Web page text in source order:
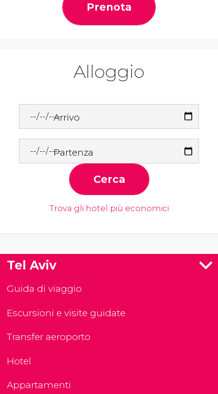
Prenota
Alloggio
Arrivo
Partenza
Cerca
Trova gli hotel più economici
Tel Aviv
Guida di viaggio
Escursioni e visite guidate
Transfer aeroporto
Hotel
Appartamenti